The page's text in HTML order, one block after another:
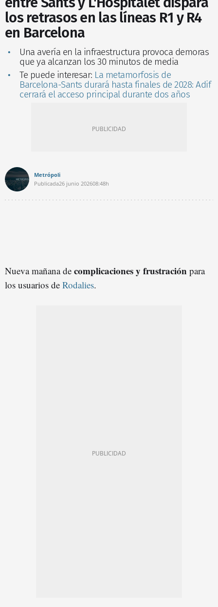
los retrasos en las líneas R1 y R4
en Barcelona
Una avería en la infraestructura provoca demoras
que ya alcanzan los 30 minutos de media
Te puede interesar: La metamorfosis de
Barcelona-Sants durará hasta finales de 2028: Adif
cerrará el acceso principal durante dos años
Metrópoli
Publicada26 junio 202608:48h
Nueva mañana de complicaciones y frustración para
los usuarios de Rodalies.